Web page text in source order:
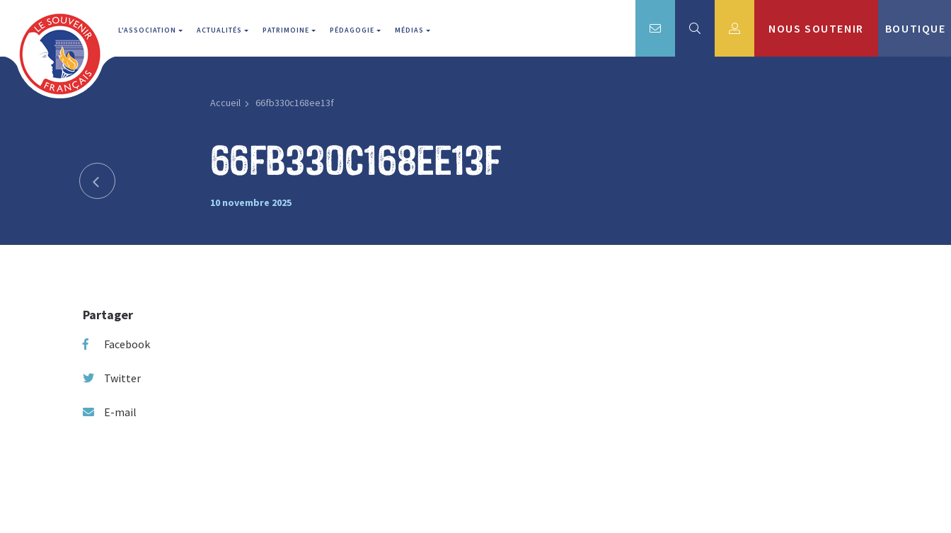
L'ASSOCIATION ACTUALITÉS PATRIMOINE PÉDAGOGIE MÉDIAS NOUS SOUTENIR BOUTIQUE
Accueil 66fb330c168ee13f
66fb330c168ee13f
10 novembre 2025
Partager
Facebook
Twitter
E-mail